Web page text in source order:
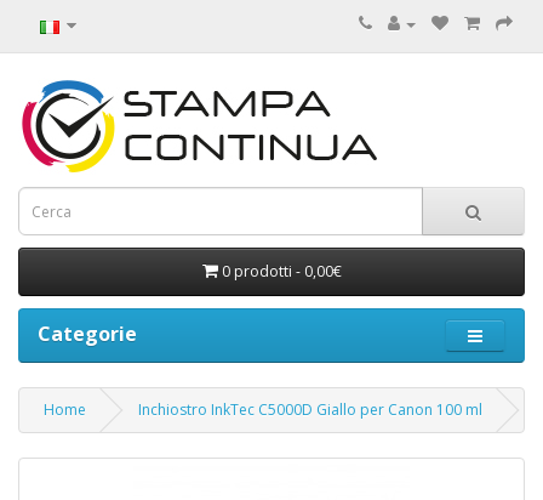
0 prodotti - 0,00€
Categorie
Home Inchiostro InkTec C5000D Giallo per Canon 100 ml